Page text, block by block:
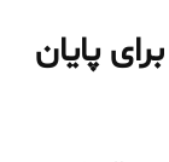
پایان